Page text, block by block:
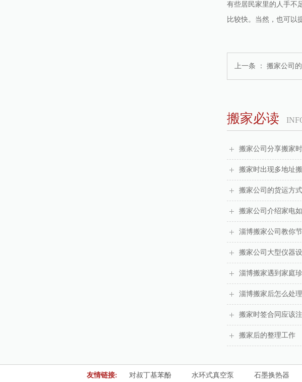
有些居民家里的人手不
比较快。当然，也可以
上一条 ： 搬家公司
搬家必读
搬家公司分享搬家
搬家时出现多地址
搬家公司的货运方
搬家公司介绍家电
淄博搬家公司教你
搬家公司大型仪器
淄博搬家遇到家庭
淄博搬家后怎么处
搬家时签合同应该
搬家后的整理工作
友情链接: 对叔丁基苯酚 水环式真空泵 石墨换热器